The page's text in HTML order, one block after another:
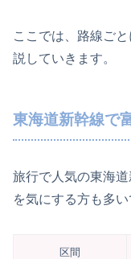
ここでは、路線ご
説していきます。
東海道新幹線で
旅行で人気の東海
を気にする方も多い
区間